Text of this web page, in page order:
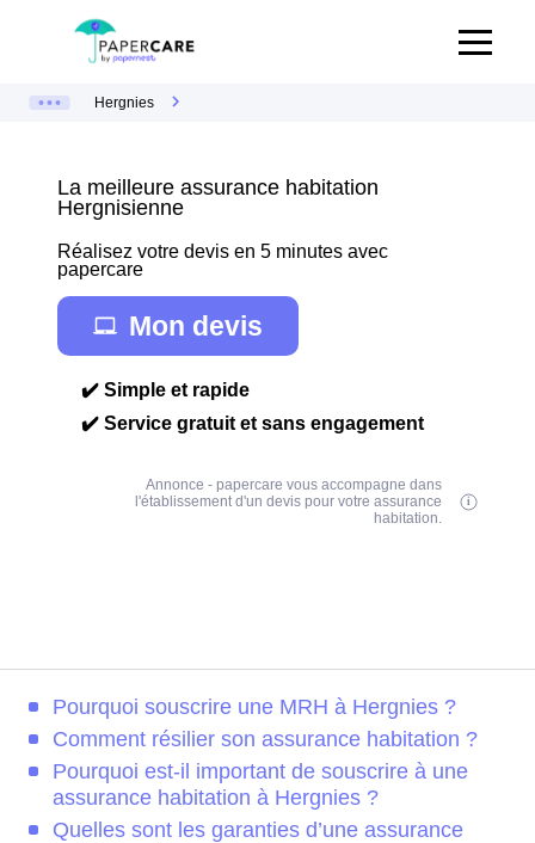
Hergnies
La meilleure assurance habitation
Hergnisienne
Réalisez votre devis en 5 minutes avec
papercare
Mon devis
✔️ Simple et rapide
✔️ Service gratuit et sans engagement
Annonce - papercare vous accompagne dans
l'établissement d'un devis pour votre assurance
habitation.
Pourquoi souscrire une MRH à Hergnies ?
Comment résilier son assurance habitation ?
Pourquoi est-il important de souscrire à une
assurance habitation à Hergnies ?
Quelles sont les garanties d’une assurance